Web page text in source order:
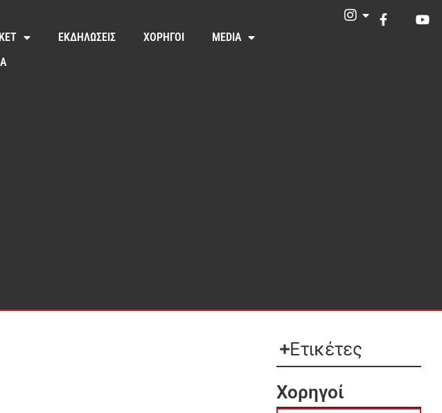
ΕΚΔΗΛΩΣΕΙΣ ΧΟΡΗΓΟΙ
MEDIA
Ετικέτες
Χορηγοί